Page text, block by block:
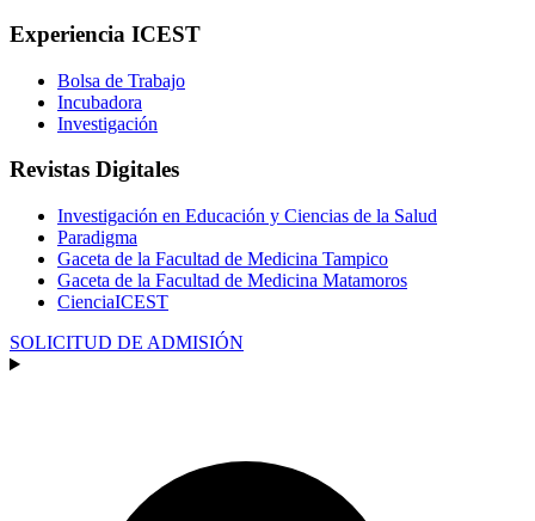
Experiencia ICEST
Bolsa de Trabajo
Incubadora
Investigación
Revistas Digitales
Investigación en Educación y Ciencias de la Salud
Paradigma
Gaceta de la Facultad de Medicina Tampico
Gaceta de la Facultad de Medicina Matamoros
CienciaICEST
SOLICITUD DE ADMISIÓN